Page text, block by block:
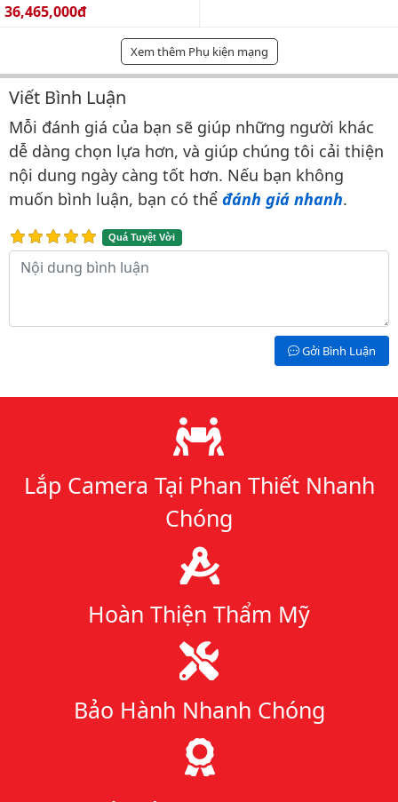
Giá bán:
36,465,000đ
Xem thêm Phụ kiện mạng
Bình luận & Đánh giá
Viết Bình Luận
Mỗi đánh giá của bạn sẽ giúp những người khác
dễ dàng chọn lựa hơn, và giúp chúng tôi cải thiện
nội dung ngày càng tốt hơn. Nếu bạn không
muốn bình luận, bạn có thể đánh giá nhanh.
Quá Tuyệt Vời
Nội dung bình luận
Gởi Bình Luận
Lý do chọn chúng tôi
Lắp Camera Tại Phan Thiết Nhanh
Chóng
Hoàn Thiện Thẩm Mỹ
Bảo Hành Nhanh Chóng